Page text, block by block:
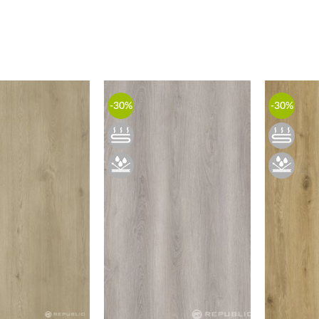
-30% -30%